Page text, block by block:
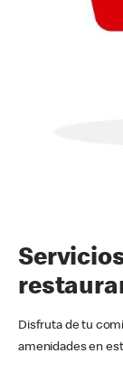
Disfruta de tu
amenidades en